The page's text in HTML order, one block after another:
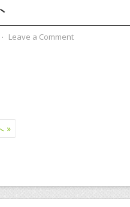
⋅ Leave a Comment
»